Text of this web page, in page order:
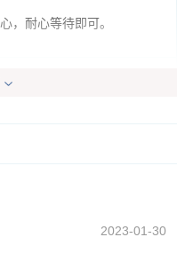
，耐心等待即可。
简易程序还是普通程序。简
诉书副本传票的，一般是三
2023-01-30